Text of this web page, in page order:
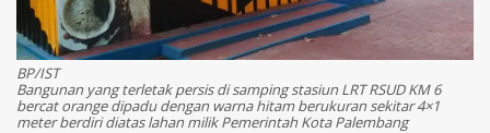
BP/IST
Bangunan yang terletak persis di samping stasiun LRT RSUD KM 6
bercat orange dipadu dengan warna hitam berukuran sekitar 4×1
meter berdiri diatas lahan milik Pemerintah Kota Palembang